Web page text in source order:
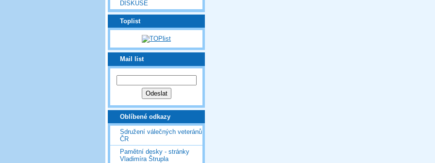
DISKUSE
Toplist
Mail list
Oblíbené odkazy
Sdružení válečných veteránů
ČR
Pamětní desky - stránky
Vladimíra Štrupla